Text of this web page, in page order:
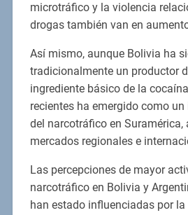
microtráfico y la violencia
drogas también van en
Así mismo, aunque Bolivia ha
tradicionalmente un productor
ingrediente básico de la
recientes ha emergido como
del narcotráfico en Suramérica,
mercados regionales e
Las percepciones de mayor
narcotráfico en Bolivia y
han estado influenciadas por la